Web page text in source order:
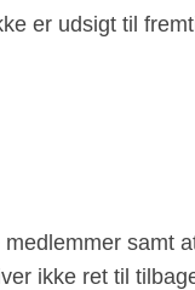
er udsigt til
ikke ret til